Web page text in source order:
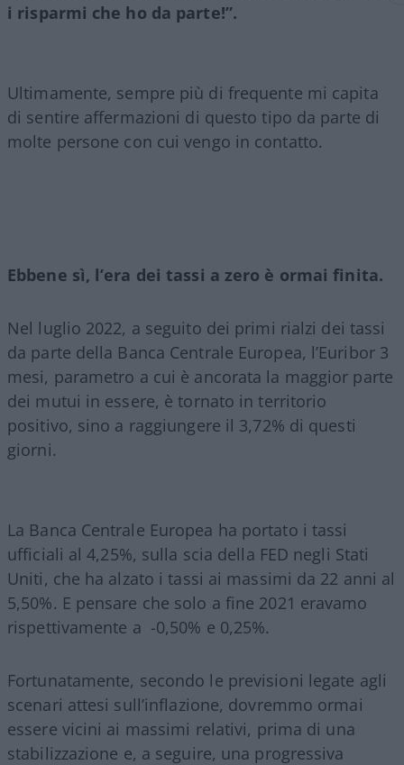
i risparmi che ho da parte!”.
Ultimamente, sempre più di frequente mi capita
di sentire affermazioni di questo tipo da parte di
molte persone con cui vengo in contatto.
Ebbene sì, l’era dei tassi a zero è ormai finita.
Nel luglio 2022, a seguito dei primi rialzi dei tassi
da parte della Banca Centrale Europea, l’Euribor 3
mesi, parametro a cui è ancorata la maggior parte
dei mutui in essere, è tornato in territorio
positivo, sino a raggiungere il 3,72% di questi
giorni.
La Banca Centrale Europea ha portato i tassi
ufficiali al 4,25%, sulla scia della FED negli Stati
Uniti, che ha alzato i tassi ai massimi da 22 anni al
5,50%. E pensare che solo a fine 2021 eravamo
rispettivamente a -0,50% e 0,25%.
Fortunatamente, secondo le previsioni legate agli
scenari attesi sull’inflazione, dovremmo ormai
essere vicini ai massimi relativi, prima di una
stabilizzazione e, a seguire, una progressiva